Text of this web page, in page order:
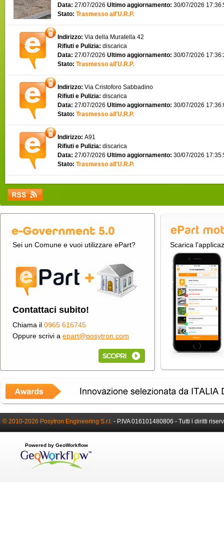
Data: 27/07/2026 Ultimo aggiornamento: 30/07/2026
Stato: Trasmesso all'U.R.P.
Indirizzo: Via della Muratella 42
Rifiuti e Pulizia: discarica
Data: 27/07/2026 Ultimo aggiornamento: 30/07/2026
Stato: Trasmesso all'U.R.P.
Indirizzo: Via Cristoforo Sabbadino
Rifiuti e Pulizia: discarica
Data: 27/07/2026 Ultimo aggiornamento: 30/07/2026
Stato: Trasmesso all'U.R.P.
Indirizzo: A91
Rifiuti e Pulizia: discarica
Data: 27/07/2026 Ultimo aggiornamento: 30/07/2026
Stato: Trasmesso all'U.R.P.
Sei un Comune e vuoi utilizzare ePart?
Contattaci subito!
Chiama il 0965 616745
Oppure scrivi a epart@posytron.com
Scarica
© 2010-2026 Posytron Engineering S.r.l. - P.IVA 016101480806 - Tutti i diritti
Powered by GeoWorkflow